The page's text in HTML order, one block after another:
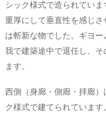
シック様式で造られていま
重厚にして垂直性を感じ
は斬新な物でした。ギヨ
我で建築途中で退任し、
ます。
西側（身廊・側廊・拝廊
ク様式で建てられていま